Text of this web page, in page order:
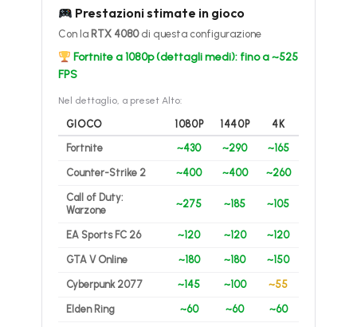
Prestazioni stimate in gioco
Con la RTX 4080di questa configurazione
Fortnite a 1080p (dettagli medi): fino a ~525
FPS
Nel dettaglio, a preset Alto:
GIOCO 1080P 1440P
4K
Fortnite
~430 ~290 ~165
Counter-Strike 2 ~400 ~400 ~260
Call of Duty:
Warzone
~275 ~185 ~105
EA Sports FC 26 ~120 ~120 ~120
GTA V Online ~180 ~180 ~150
Cyberpunk 2077 ~145 ~100 ~55
Elden Ring ~60 ~60 ~60